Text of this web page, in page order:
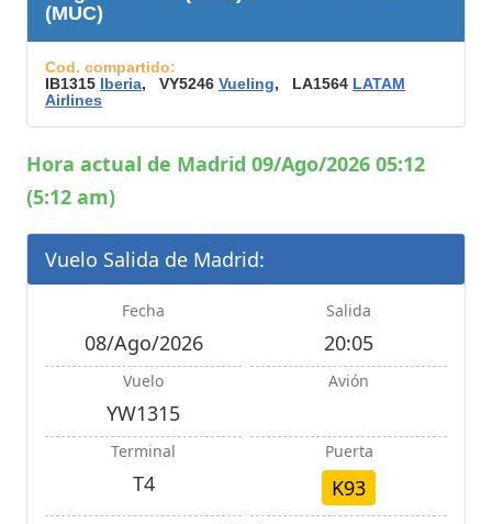
(MUC)
Cod. compartido:
IB1315 Iberia, VY5246 Vueling, LA1564 LATAM
Airlines
Hora actual de Madrid 09/Ago/2026 05:12
(5:12 am)
Vuelo Salida de Madrid:
Fecha
08/Ago/2026
Salida
20:05
Vuelo
YW1315
Avión
Terminal
T4
Puerta
K93